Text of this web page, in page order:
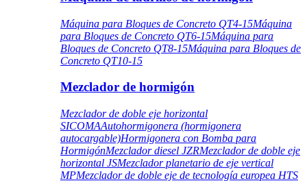
Máquina para Bloques de Concreto QT4-15Máquina
para Bloques de Concreto QT6-15Máquina para
Bloques de Concreto QT8-15Máquina para Bloques de
Concreto QT10-15
Mezclador de hormigón
Mezclador de doble eje horizontal
SICOMAAutohormigonera (hormigonera
autocargable)Hormigonera con Bomba para
HormigónMezclador diesel JZRMezclador de doble eje
horizontal JSMezclador planetario de eje vertical
MPMezclador de doble eje de tecnología europea HTS